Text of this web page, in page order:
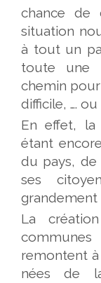
chance de
situation
à tout un
toute une
chemin
difficile, …. ou
En effet, la
étant
du pays,
ses
grandement
La
remontent à
nées de